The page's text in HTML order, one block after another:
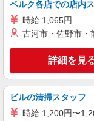
円
区
キープ
アルバイト パート
びっくりドンキー 泉
ベルク各店での店内
時給 1,065円
古河市・佐野市・
詳細を見
ビルの清掃スタッフ
時給 1,200円〜